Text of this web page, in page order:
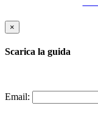
×
Scarica la guida
Email: